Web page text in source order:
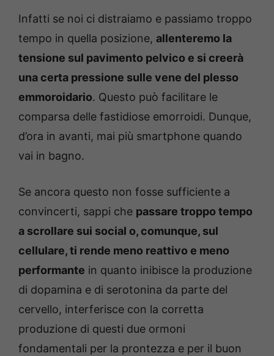
Infatti se noi ci distraiamo e passiamo troppo
tempo in quella posizione, allenteremo la
tensione sul pavimento pelvico e si creerà
una certa pressione sulle vene del plesso
emmoroidario. Questo può facilitare le
comparsa delle fastidiose emorroidi. Dunque,
d’ora in avanti, mai più smartphone quando
vai in bagno.
Se ancora questo non fosse sufficiente a
convincerti, sappi che passare troppo tempo
a scrollare sui social o, comunque, sul
cellulare, ti rende meno reattivo e meno
performante in quanto inibisce la produzione
di dopamina e di serotonina da parte del
cervello, interferisce con la corretta
produzione di questi due ormoni
fondamentali per la prontezza e per il buon